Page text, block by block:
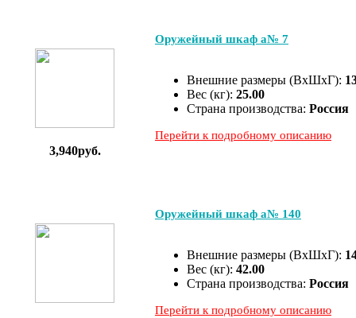
3,940руб.
Оружейный шкаф а№ 7
Внешние размеры (ВхШхГ):
Вес (кг): 25.00
Страна производства: Россия
Перейти к подробному описанию
Оружейный шкаф а№ 140
Внешние размеры (ВхШхГ):
Вес (кг): 42.00
Страна производства: Россия
Перейти к подробному описанию